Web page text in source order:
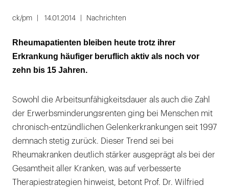
ck/pm 14.01.2014 Nachrichten
Rheumapatienten bleiben heute trotz ihrer
Erkrankung häufiger beruflich aktiv als noch vor
zehn bis 15 Jahren.
Sowohl die Arbeitsunfähigkeitsdauer als auch die Zahl
der Erwerbsminderungsrenten ging bei Menschen mit
chronisch-entzündlichen Gelenkerkrankungen seit 1997
demnach stetig zurück. Dieser Trend sei bei
Rheumakranken deutlich stärker ausgeprägt als bei der
Gesamtheit aller Kranken, was auf verbesserte
Therapiestrategien hinweist, betont Prof. Dr. Wilfried